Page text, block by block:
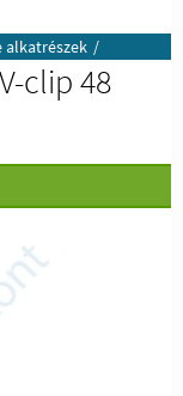
alkatrészek /
clip 48